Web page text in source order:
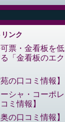
ンク
票・金看板を低
「金看板のエク
の口コミ情報
シャ・コーポレ
ミ情報
の口コミ情報